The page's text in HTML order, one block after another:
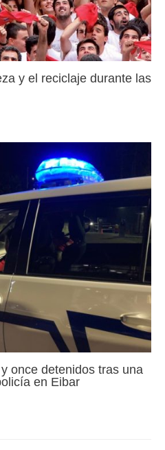
y el reciclaje durante las
once detenidos tras una
en Eibar